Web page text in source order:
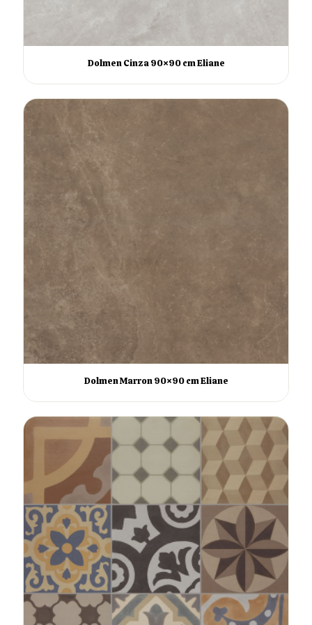
Dolmen Cinza 90×90 cm Eliane
Dolmen Marron 90×90 cm Eliane